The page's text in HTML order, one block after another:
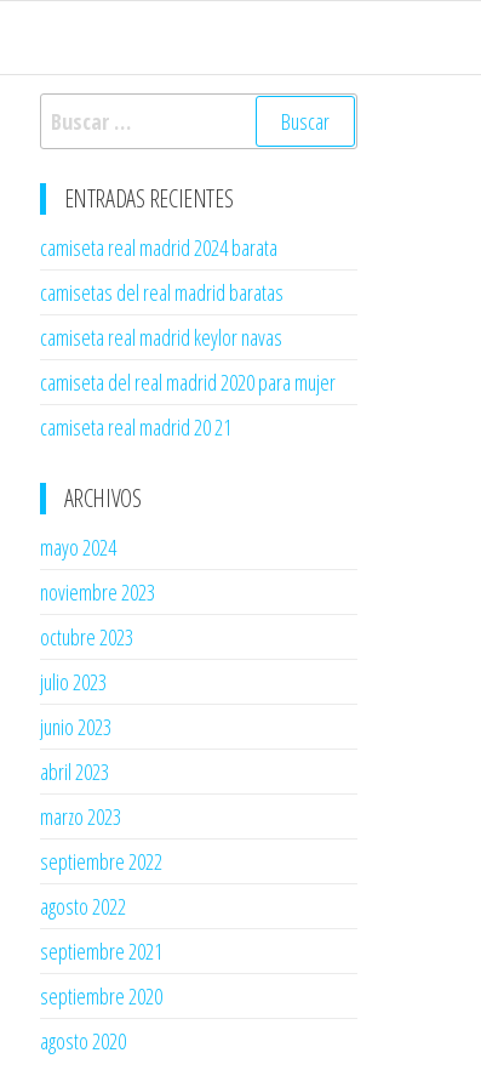
Buscar:
ENTRADAS RECIENTES
camiseta real madrid 2024 barata
camisetas del real madrid baratas
camiseta real madrid keylor navas
camiseta del real madrid 2020 para mujer
camiseta real madrid 20 21
ARCHIVOS
mayo 2024
noviembre 2023
octubre 2023
julio 2023
junio 2023
abril 2023
marzo 2023
septiembre 2022
agosto 2022
septiembre 2021
septiembre 2020
agosto 2020